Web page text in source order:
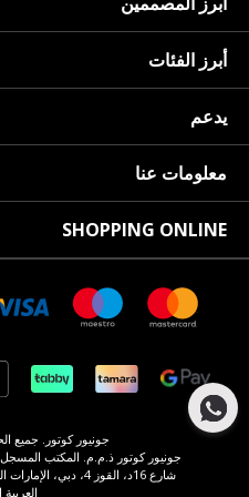
أبرز الفئات
يدعم
معلومات عنا
SHOPPING ONLINE
جونيور كوتور. جميع
جونيور كوتور ذ.م.م. المكتب
شارع 16د، القوز 4،